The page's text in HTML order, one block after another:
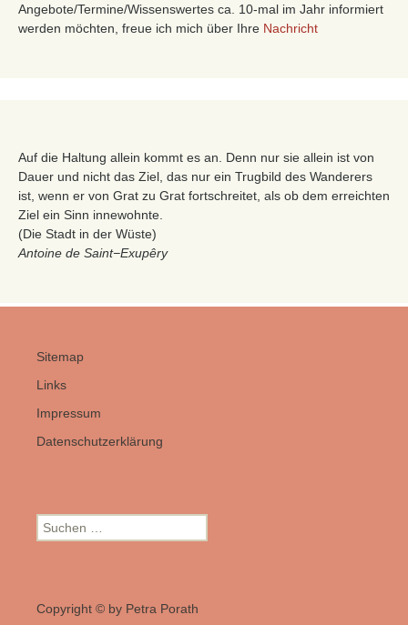
Angebote/Termine/Wissenswertes ca. 10-mal im Jahr informiert
werden möchten, freue ich mich über Ihre Nachricht
Auf die Haltung allein kommt es an. Denn nur sie allein ist von
Dauer und nicht das Ziel, das nur ein Trugbild des Wanderers
ist, wenn er von Grat zu Grat fortschreitet, als ob dem erreichten
Ziel ein Sinn innewohnte.
(Die Stadt in der Wüste)
Antoine de Saint−Exupêry
Sitemap
Links
Impressum
Datenschutzerklärung
Suchen
nach:
Copyright © by Petra Porath